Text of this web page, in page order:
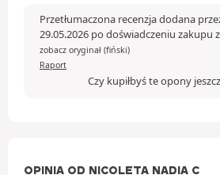
Przetłumaczona recenzja dodana
29.05.2026 po doświadczeniu zakupu
zobacz oryginał (fiński)
Raport
Czy kupiłbyś te opony
OPINIA OD NICOLETA NADIA C